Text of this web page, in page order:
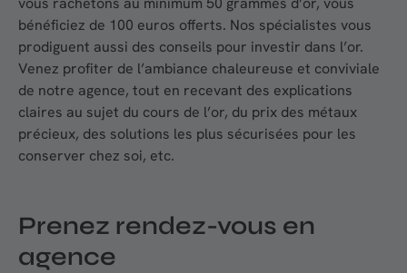
bénéficiez de 100 euros offerts. Nos spécialistes vous
prodiguent aussi des conseils pour investir dans l’or.
Venez profiter de l’ambiance chaleureuse et conviviale
de notre agence, tout en recevant des explications
claires au sujet du cours de l’or, du prix des métaux
précieux, des solutions les plus sécurisées pour les
conserver chez soi, etc.
Prenez rendez-vous en
agence